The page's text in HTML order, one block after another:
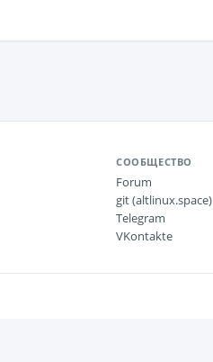
СООБЩЕСТВО
Forum
git (altlinux.space)
Telegram
VKontakte